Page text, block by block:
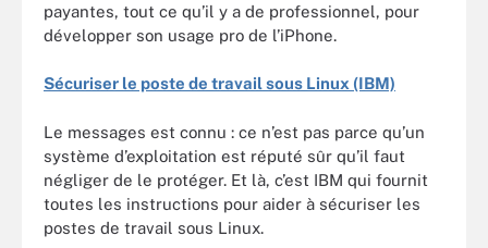
payantes, tout ce qu’il y a de professionnel, pour
développer son usage pro de l’iPhone.
Sécuriser le poste de travail sous Linux (IBM)
Le messages est connu : ce n’est pas parce qu’un
système d’exploitation est réputé sûr qu’il faut
négliger de le protéger. Et là, c’est IBM qui fournit
toutes les instructions pour aider à sécuriser les
postes de travail sous Linux.